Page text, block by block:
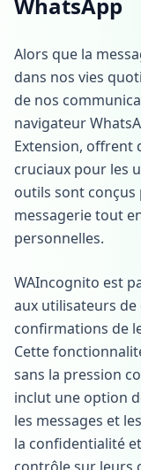
WhatsApp
Alors que la
dans nos vies
de nos
navigateur
Extension, offrent
cruciaux pour les
outils sont
messagerie tout
personnelles.
WAIncognito est
aux utilisateurs
confirmations de
Cette
sans la pression
inclut une option
les messages et
la confidentialité